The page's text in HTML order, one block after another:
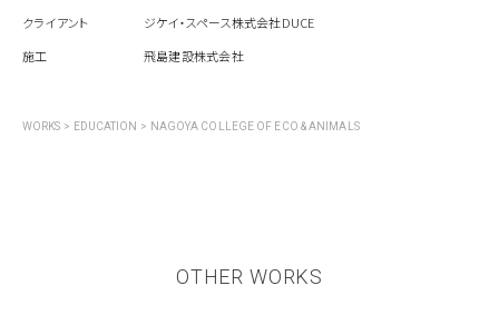
クライアント
ジケイ・スペース株式会社DUCE
施工
飛島建設株式会社
WORKS > EDUCATION > NAGOYA COLLEGE OF ECO & ANIMALS
OTHER WORKS